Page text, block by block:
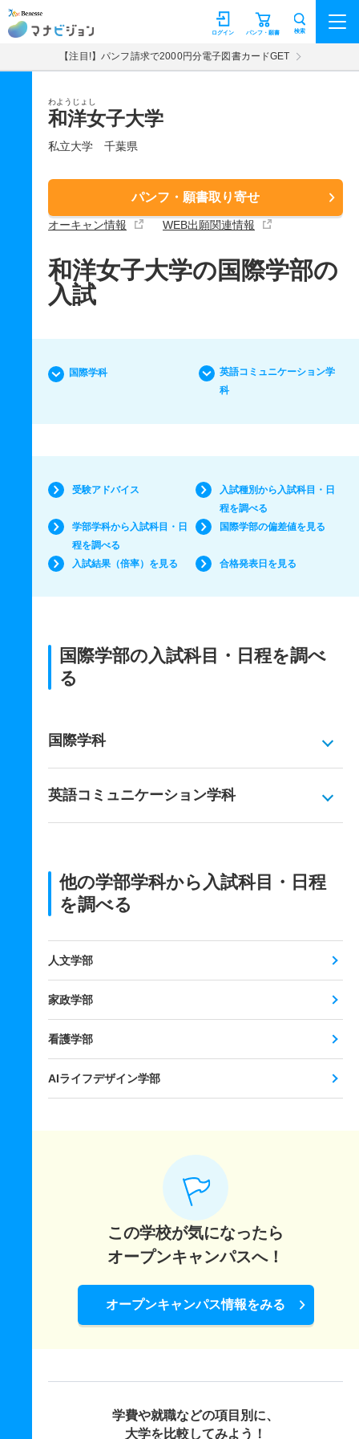
マナビジョン パンフ・願書
ログイン 検索
【注目!】パンフ請求で2000円分電子図書カードGET
わようじょし
和洋女子大学
私立大学 千葉県
パンフ・願書取り寄せ
オーキャン情報 WEB出願関連情報
和洋女子大学の国際学部の
入試
国際学科
英語コミュニケーション学
科
受験アドバイス
入試種別から入試科目・日
程を調べる
学部学科から入試科目・日
程を調べる
国際学部の偏差値を見る
入試結果（倍率）を見る 合格発表日を見る
国際学部の入試科目・日程を調べ
る
国際学科
英語コミュニケーション学科
他の学部学科から入試科目・日程
を調べる
人文学部
家政学部
看護学部
AIライフデザイン学部
この学校が気になったら
オープンキャンパスへ！
オープンキャンパス情報をみる
学費や就職などの項目別に、
大学を比較してみよう！